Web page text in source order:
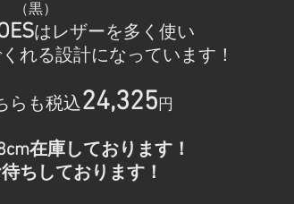
（黒）
はレザーを多く使い
れる設計になっています！
らも税込24,325 円
在庫しております！
ちしております！